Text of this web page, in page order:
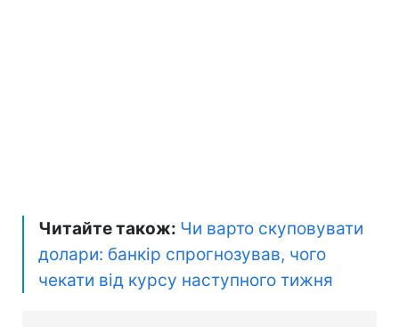
Читайте також: Чи варто скуповувати
долари: банкір спрогнозував, чого
чекати від курсу наступного тижня